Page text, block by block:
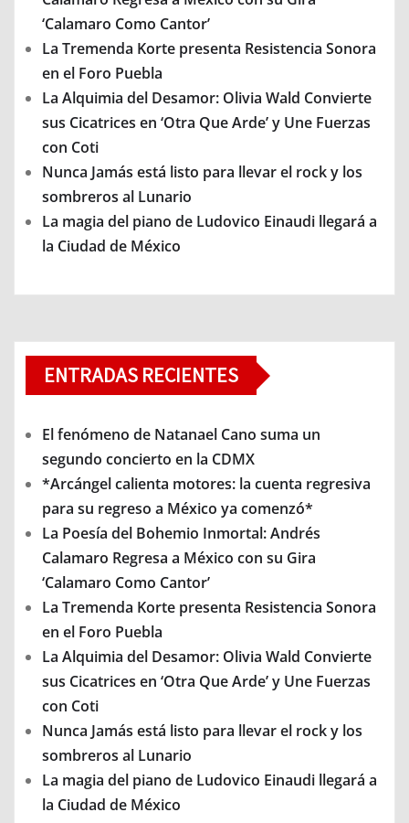
‘Calamaro Como Cantor’
La Tremenda Korte presenta Resistencia Sonora
en el Foro Puebla
La Alquimia del Desamor: Olivia Wald Convierte
sus Cicatrices en ‘Otra Que Arde’ y Une Fuerzas
con Coti
Nunca Jamás está listo para llevar el rock y los
sombreros al Lunario
La magia del piano de Ludovico Einaudi llegará a
la Ciudad de México
ENTRADAS RECIENTES
El fenómeno de Natanael Cano suma un
segundo concierto en la CDMX
*Arcángel calienta motores: la cuenta regresiva
para su regreso a México ya comenzó*
La Poesía del Bohemio Inmortal: Andrés
Calamaro Regresa a México con su Gira
‘Calamaro Como Cantor’
La Tremenda Korte presenta Resistencia Sonora
en el Foro Puebla
La Alquimia del Desamor: Olivia Wald Convierte
sus Cicatrices en ‘Otra Que Arde’ y Une Fuerzas
con Coti
Nunca Jamás está listo para llevar el rock y los
sombreros al Lunario
La magia del piano de Ludovico Einaudi llegará a
la Ciudad de México